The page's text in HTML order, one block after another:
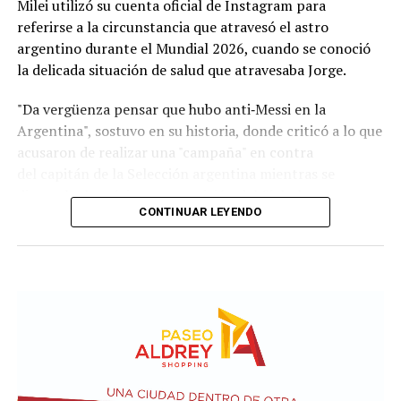
El relevamiento aporta información sobre lossalarios
de referenciaen cada país para distintos roles
laborales:
Operario industrial:
1.500.000 pesos argentinos;
27.000 pesos uruguayos; y 600.000 pesos
chilenos.
argentinos; 35.000 pesos uruguayos; y 590.300
pesos chilenos.
Programador Junior:1.800.000 pesos
Al respecto, el informe aclara que estos valores son de
referencia, dado que las remuneraciones varían según
distintos factores y se encuentran por encima de los
umbrales iniciales. "Dependen de la calificación, del nivel
Milei utilizó su cuenta oficial de Instagram para
referirse a la circunstancia que atravesó el astro
argentino durante el Mundial 2026, cuando se conoció
la delicada situación de salud que atravesaba Jorge.
"Da vergüenza pensar que hubo anti‑Messi en la
Argentina", sostuvo en su historia, donde criticó a lo que
acusaron de realizar una "campaña" en contra
disputaba la máxima competición del fútbol.
CONTINUAR LEYENDO